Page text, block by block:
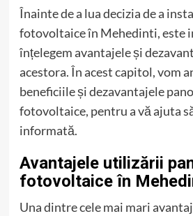
Înainte de a lua decizia de a
fotovoltaice în Mehedinti, este
înțelegem avantajele și
acestora. În acest capitol, vom
beneficiile și dezavantajele
fotovoltaice, pentru a vă ajuta
informată.
Avantajele utilizării
fotovoltaice în
Una dintre cele mai mari